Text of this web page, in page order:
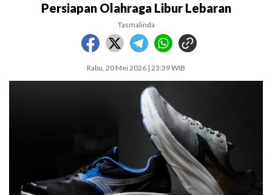
Persiapan Olahraga Libur Lebaran
Tasmalinda
Rabu, 20 Mei 2026 | 23:39 WIB